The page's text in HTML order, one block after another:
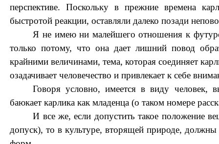
перспективе. Поскольку в прежние времена
быстротой реакции, оставляли далеко позади
Я не имею ни малейшего отношения к
только потому, что она дает лишний повод
крайними величинами, тема, которая соединяет
озадачивает человечество и привлекает к себе
Говоря условно, имеется в виду человек,
баюкает карлика как младенца (о таком номере
И все же, если допустить такое положение
допуск), то в культуре, вторящей природе,